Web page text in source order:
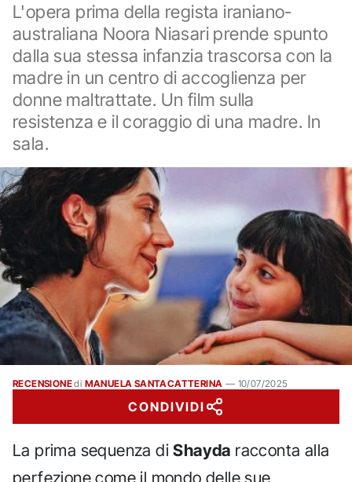
L'opera prima della regista iraniano-
australiana Noora Niasari prende spunto
dalla sua stessa infanzia trascorsa con la
madre in un centro di accoglienza per
donne maltrattate. Un film sulla
resistenza e il coraggio di una madre. In
sala.
RECENSIONEdi MANUELA SANTACATTERINA — 10/07/2025
CONDIVIDI
La prima sequenza diShayda racconta alla
perfezione come il mondo delle sue